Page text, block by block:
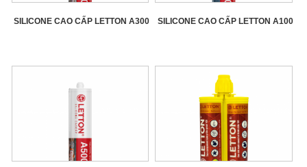
SILICONE CAO CẤP LETTON A300 SILICONE CAO CẤP LETTON A100